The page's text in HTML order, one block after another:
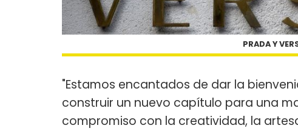
PRADA Y
"Estamos encantados de dar la
construir un nuevo capítulo para una
compromiso con la creatividad, la